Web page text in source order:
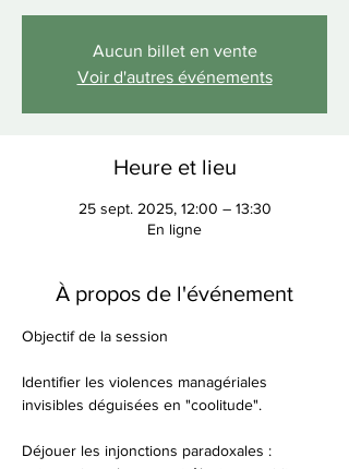
Aucun billet en vente
Voir d'autres événements
Heure et lieu
25 sept. 2025, 12:00 – 13:30
En ligne
À propos de l'événement
Objectif de la session
Identifier les violences managériales
invisibles déguisées en "coolitude".
Déjouer les injonctions paradoxales :